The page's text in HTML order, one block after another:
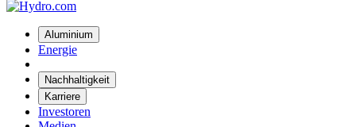
Aluminium
Energie
Nachhaltigkeit
Karriere
Investoren